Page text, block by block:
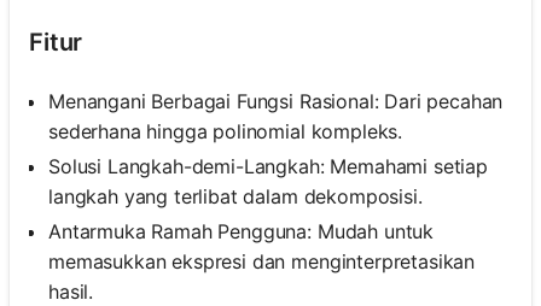
Fitur
Menangani Berbagai Fungsi Rasional: Dari pecahan
sederhana hingga polinomial kompleks.
Solusi Langkah-demi-Langkah: Memahami setiap
langkah yang terlibat dalam dekomposisi.
Antarmuka Ramah Pengguna: Mudah untuk
memasukkan ekspresi dan menginterpretasikan
hasil.